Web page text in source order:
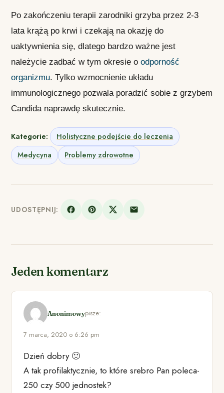
Po zakończeniu terapii zarodniki grzyba przez 2-3
lata krążą po krwi i czekają na okazję do
uaktywnienia się, dlatego bardzo ważne jest
należycie zadbać w tym okresie oodporność
organizmu. Tylko wzmocnienie układu
immunologicznego pozwala poradzić sobie z grzybem
Candida naprawdę skutecznie.
Kategorie:
Holistyczne podejście do leczenia
Medycyna
Problemy zdrowotne
UDOSTĘPNIJ:
Jeden komentarz
Anonimowypisze:
7 marca, 2020 o 6:26 pm
Dzień dobry 🙂
A tak profilaktycznie, to które srebro Pan poleca-
250 czy 500 jednostek?